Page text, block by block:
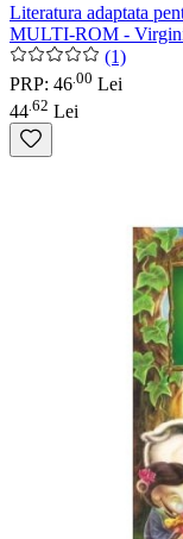
Literatura adaptata
MULTI-ROM -
(1)
PRP: 46 00 Lei
44 62 Lei